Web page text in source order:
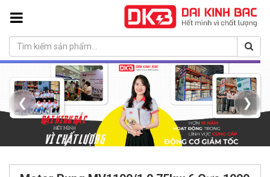
❮ ❯
Motor Rung MV1100/1 0,75kw 6 Cực 1000